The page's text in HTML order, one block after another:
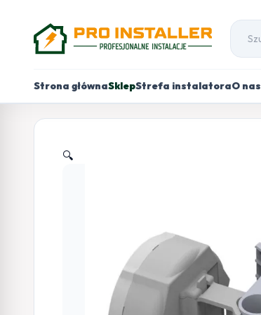
Strona głównaSklepStrefa instalatoraO nas
🔍